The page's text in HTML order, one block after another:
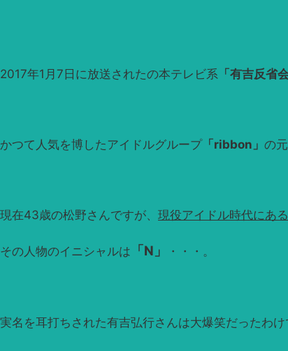
2017年1月7日に放送されたの本テレビ系 「有吉反省会
かつて人気を博したアイドルグループ「ribbon」 の
現在43歳の松野さんですが、 現役アイドル時代にあ
その人物のイニシャルは 「N」 ・・・。
実名を耳打ちされた有吉弘行さんは大爆笑だったわ